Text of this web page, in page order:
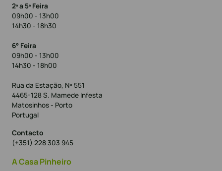
2ª a 5ª Feira
09h00 - 13h00
14h30 - 18h30
6° Feira
09h00 - 13h00
14h30 - 18h00
Rua da Estação, Nº 551
4465-128 S. Mamede Infesta
Matosinhos - Porto
Portugal
Contacto
(+351) 228 303 945
A Casa Pinheiro